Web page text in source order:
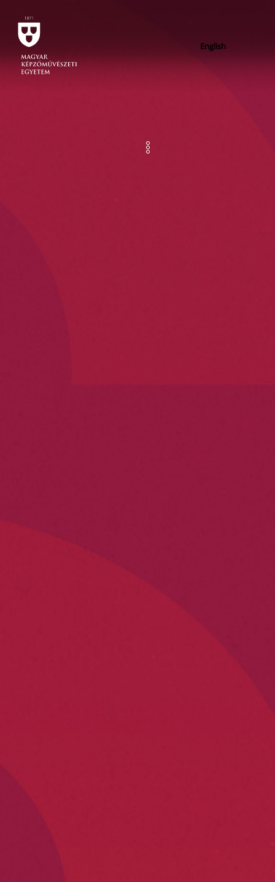
English